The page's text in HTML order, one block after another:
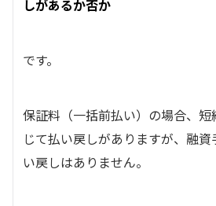
しがあるか否か
です。
保証料（一括前払い）の場合、
じて払い戻しがありますが、融
い戻しはありません。